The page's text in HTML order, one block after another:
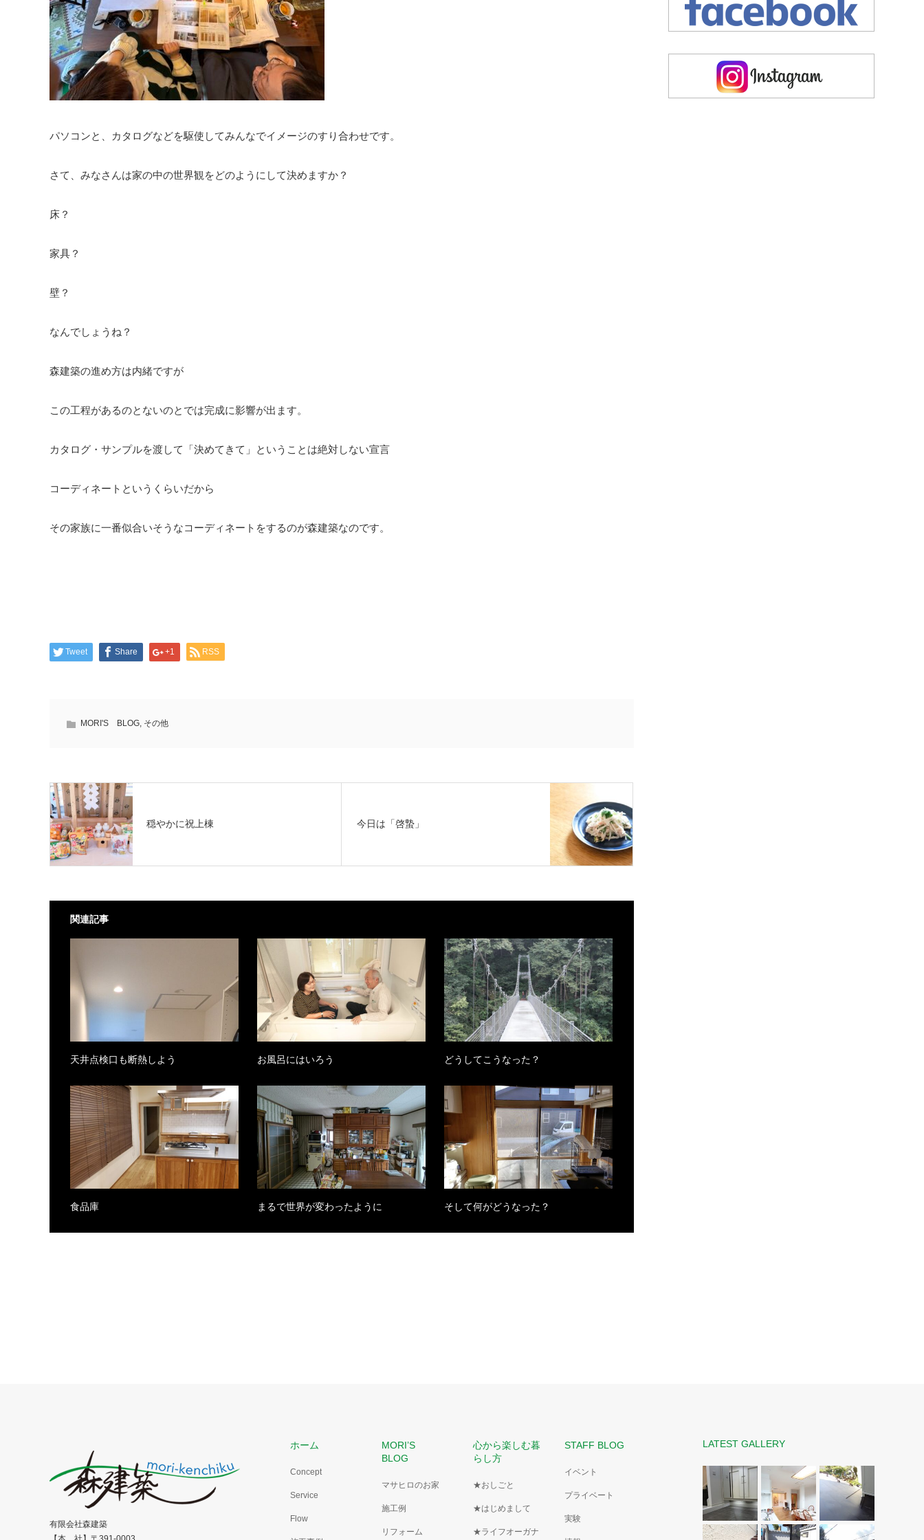
パソコンと、カタログなどを駆使してみんなでイメージのすり合わせです。
さて、みなさんは家の中の世界観をどのようにして決めますか？
床？
家具？
壁？
なんでしょうね？
森建築の進め方は内緒ですが
この工程があるのとないのとでは完成に影響が出ます。
カタログ・サンプルを渡して「決めてきて」ということは絶対しない宣言
コーディネートというくらいだから
その家族に一番似合いそうなコーディネートをするのが森建築なのです。
Tweet Share +1 RSS
MORI'S BLOG, その他
穏やかに祝上棟 今日は「啓蟄」
関連記事
天井点検口も断熱しよう お風呂にはいろう どうしてこうなった？
食品庫 まるで世界が変わったように そして何がどうなった？
ホーム
Concept
Service
Flow
MORI’S
BLOG
マサヒロのお家
施工例
リフォーム
心から楽しむ暮
らし方
★おしごと
★はじめまして
★ライフオーガナ
STAFF BLOG
イベント
プライベート
実験
LATEST GALLERY
有限会社森建築